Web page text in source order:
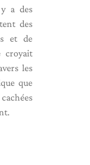
a des
des
et de
croyait
les
que